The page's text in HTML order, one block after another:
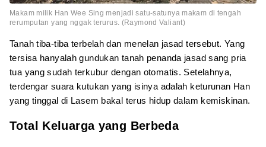
Makam milik Han Wee Sing menjadi satu-satunya makam di tengah
rerumputan yang nggak terurus. (Raymond Valiant)
Tanah tiba-tiba terbelah dan menelan jasad tersebut. Yang
tersisa hanyalah gundukan tanah penanda jasad sang pria
tua yang sudah terkubur dengan otomatis. Setelahnya,
terdengar suara kutukan yang isinya adalah keturunan Han
yang tinggal di Lasem bakal terus hidup dalam kemiskinan.
Total Keluarga yang Berbeda